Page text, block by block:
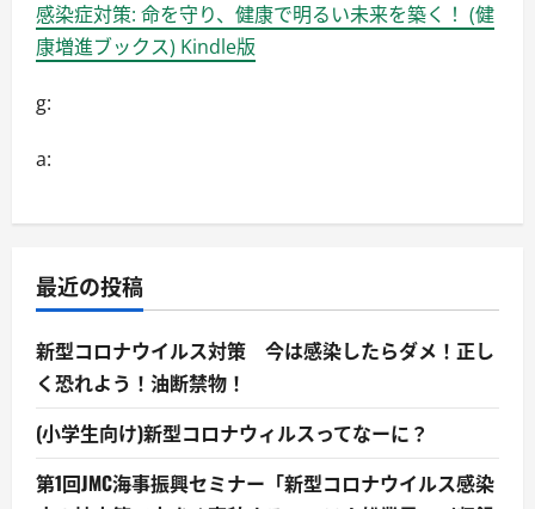
感染症対策: 命を守り、健康で明るい未来を築く！ (健
康増進ブックス) Kindle版
g:
a:
最近の投稿
新型コロナウイルス対策 今は感染したらダメ！正し
く恐れよう！油断禁物！
(小学生向け)新型コロナウィルスってなーに？
第1回JMC海事振興セミナー「新型コロナウイルス感染